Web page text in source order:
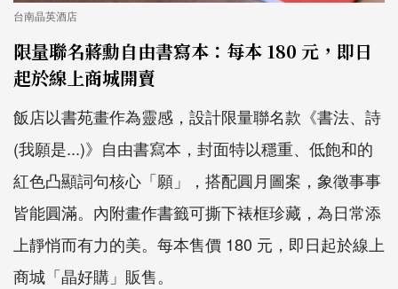
台南晶英酒店
限量聯名蔣勳自由書寫本：每本 180 元，即日
起於線上商城開賣
飯店以書苑畫作為靈感，設計限量聯名款《書法、詩
(我願是...)》自由書寫本，封面特以穩重、低飽和的
紅色凸顯詞句核心「願」，搭配圓月圖案，象徵事事
皆能圓滿。內附畫作書籤可撕下裱框珍藏，為日常添
上靜悄而有力的美。每本售價 180 元，即日起於線上
商城「晶好購」販售。